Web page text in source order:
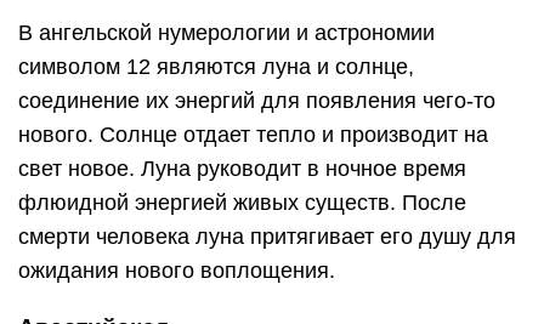
В ангельской нумерологии и астрономии
символом 12 являются луна и солнце,
соединение их энергий для появления чего-то
нового. Солнце отдает тепло и производит на
свет новое. Луна руководит в ночное время
флюидной энергией живых существ. После
смерти человека луна притягивает его душу для
ожидания нового воплощения.